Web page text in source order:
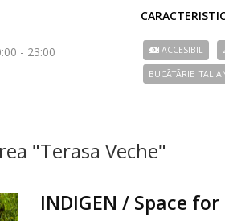
- 23:00 ACCESIBIL
BUCÃTÃRIE
"Terasa Veche"
INDIGEN / Space